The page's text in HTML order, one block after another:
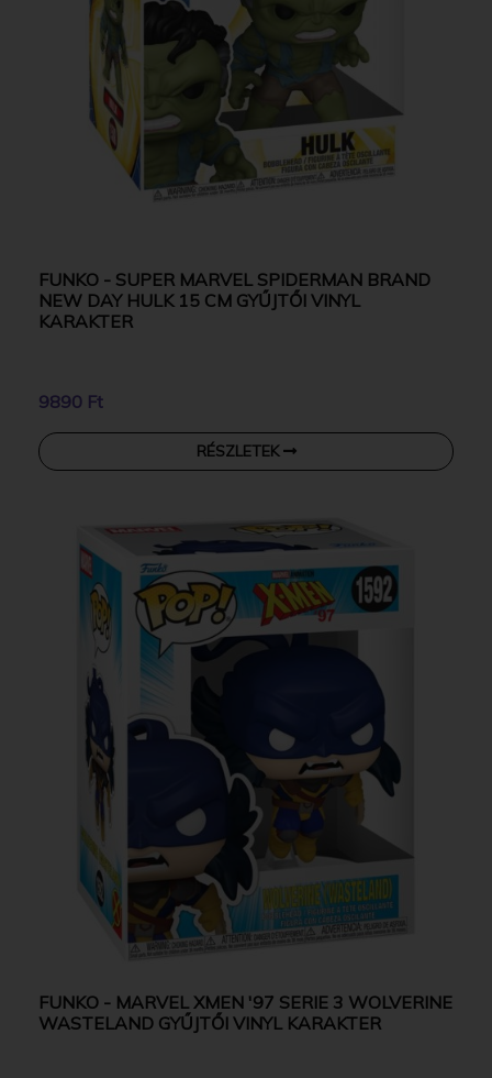
FUNKO - SUPER MARVEL SPIDERMAN BRAND
NEW DAY HULK 15 CM GYŰJTŐI VINYL
KARAKTER
9890 Ft
RÉSZLETEK
FUNKO - MARVEL XMEN '97 SERIE 3 WOLVERINE
WASTELAND GYŰJTŐI VINYL KARAKTER